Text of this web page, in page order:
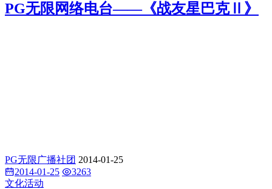
PG无限网络电台——《战友星巴克Ⅱ》
PG无限广播社团 2014-01-25
2014-01-25
3263
文化活动